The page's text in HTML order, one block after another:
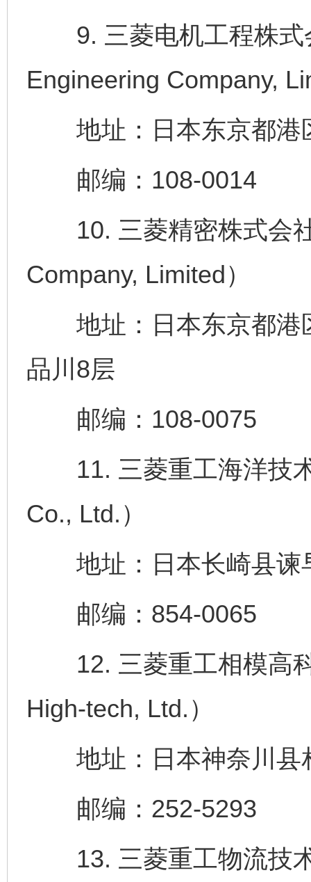
9. 三菱电机工程株式
Engineering Company,
地址：日本东京都港
邮编：108-0014
10. 三菱精密株式会
Company, Limited）
地址：日本东京都港
品川8层
邮编：108-0075
11. 三菱重工海洋技术
Co., Ltd.）
地址：日本长崎县谏
邮编：854-0065
12. 三菱重工相模高科
High-tech, Ltd.）
地址：日本神奈川县
邮编：252-5293
13. 三菱重工物流技术